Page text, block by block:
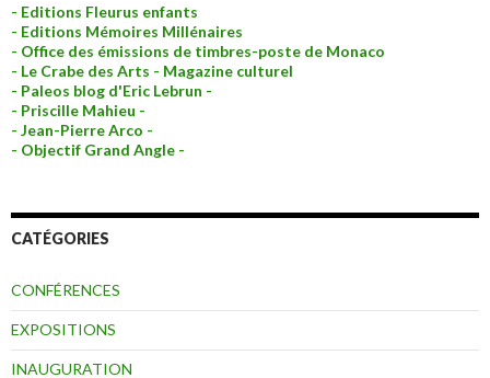
- Editions Fleurus enfants
- Editions Mémoires Millénaires
- Office des émissions de timbres-poste de Monaco
- Le Crabe des Arts - Magazine culturel
- Paleos blog d'Eric Lebrun -
- Priscille Mahieu -
- Jean-Pierre Arco -
- Objectif Grand Angle -
CATÉGORIES
CONFÉRENCES
EXPOSITIONS
INAUGURATION